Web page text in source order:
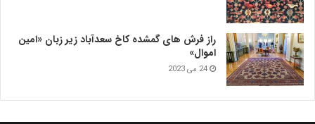
راز فرش های گمشده کاخ سعدآباد زیر زبان «امین
اموال»
24 می 2023